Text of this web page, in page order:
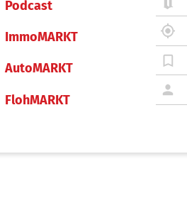
Podcast
ImmoMARKT
AutoMARKT
FlohMARKT